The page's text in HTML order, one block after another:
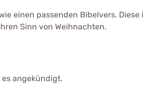
einen passenden Bibelvers.
Sinn von Weihnachten.
es angekündigt.